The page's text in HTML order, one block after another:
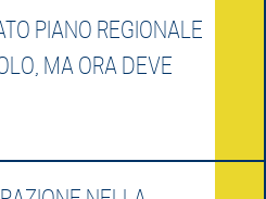
PIANO REGIONALE
MA ORA DEVE